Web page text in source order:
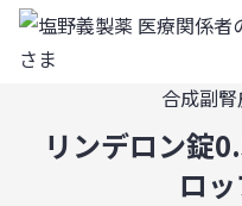
合成副
リンデロン錠
ロ